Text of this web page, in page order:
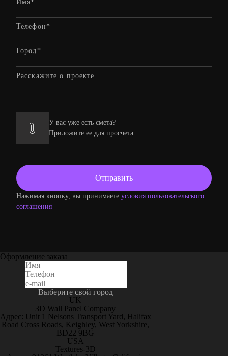
У вас уже есть смета?
Приложите ее для просчета
Нажимая кнопку, вы принимаете условия пользовательского
соглашения
Оформление заказа
Выберите свой город
UK
3D Wall Panel Company
Адрес: Unit 1 Nelsons Transport Yard, Halifax
Road Cross Roads, Keighley, West Yorkshire,
BD22 9BG
USA
Textures-3D